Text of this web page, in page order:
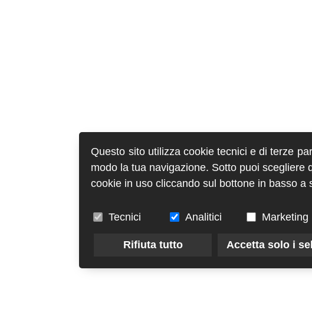
Questo sito utilizza cookie tecnici e di terze
modo la tua navigazione. Sotto puoi
cookie in uso cliccando sul bottone in basso a
Tecnici Analitici Marketing
Rifiuta tutto Accetta solo i